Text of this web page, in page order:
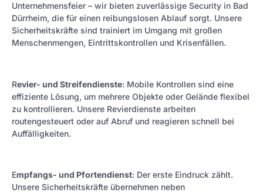
Unternehmensfeier – wir bieten zuverlässige Security in Bad
Dürrheim, die für einen reibungslosen Ablauf sorgt. Unsere
Sicherheitskräfte sind trainiert im Umgang mit großen
Menschenmengen, Eintrittskontrollen und Krisenfällen.
Revier- und Streifendienste: Mobile Kontrollen sind eine
effiziente Lösung, um mehrere Objekte oder Gelände flexibel
zu kontrollieren. Unsere Revierdienste arbeiten
routengesteuert oder auf Abruf und reagieren schnell bei
Auffälligkeiten.
Empfangs- und Pfortendienst: Der erste Eindruck zählt.
Unsere Sicherheitskräfte übernehmen neben